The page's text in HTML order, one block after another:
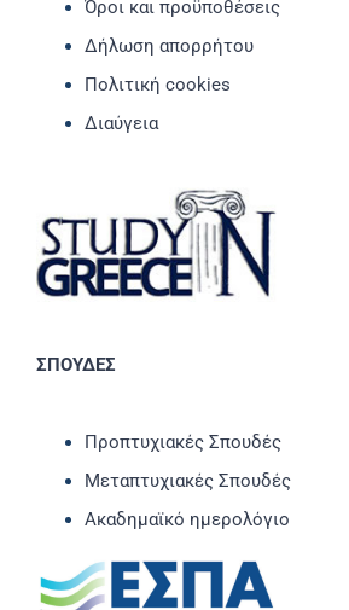
Όροι και προϋποθέσεις
Δήλωση απορρήτου
Πολιτική cookies
Διαύγεια
ΣΠΟΥΔΕΣ
Προπτυχιακές Σπουδές
Μεταπτυχιακές Σπουδές
Ακαδημαϊκό ημερολόγιο